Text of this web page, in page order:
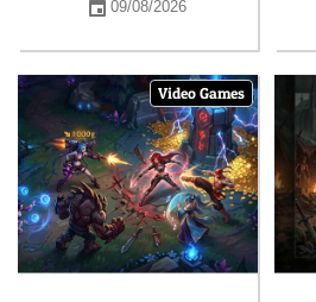
09/08/2026
Video Games